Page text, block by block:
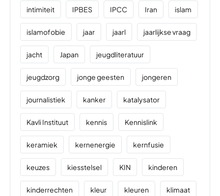
intimiteit IPBES IPCC Iran islam
islamofobie jaar jaarl jaarlijkse vraag
jacht Japan jeugdliteratuur
jeugdzorg jonge geesten jongeren
journalistiek kanker katalysator
Kavli Instituut kennis Kennislink
keramiek kernenergie kernfusie
keuzes kiesstelsel KIN kinderen
kinderrechten kleur kleuren klimaat